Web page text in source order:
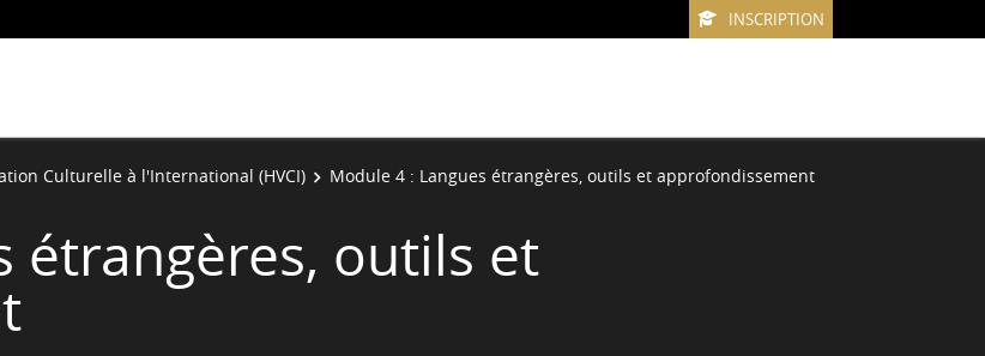
INSCRIPTION
Culturelle à l'International (HVCI) Module 4 : Langues étrangères, outils et approfondissement
étrangères, outils et